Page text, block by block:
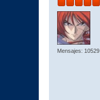
Mensajes: 10529